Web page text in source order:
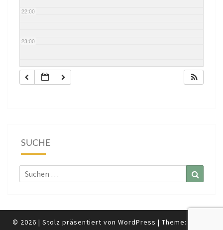
22:00
23:00
SUCHE
Suchen
nach:
© 2026 | Stolz präsentiert von WordPress | Theme: